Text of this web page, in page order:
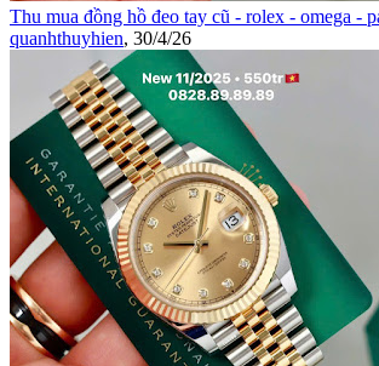
Thu mua đồng hồ đeo tay cũ - rolex - omega -
quanhthuyhien, 30/4/26